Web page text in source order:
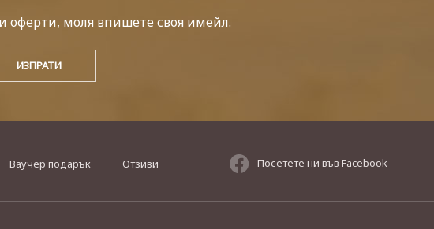
оферти, моля впишете своя имейл.
Ваучер подарък Отзиви Посетете ни във Facebook